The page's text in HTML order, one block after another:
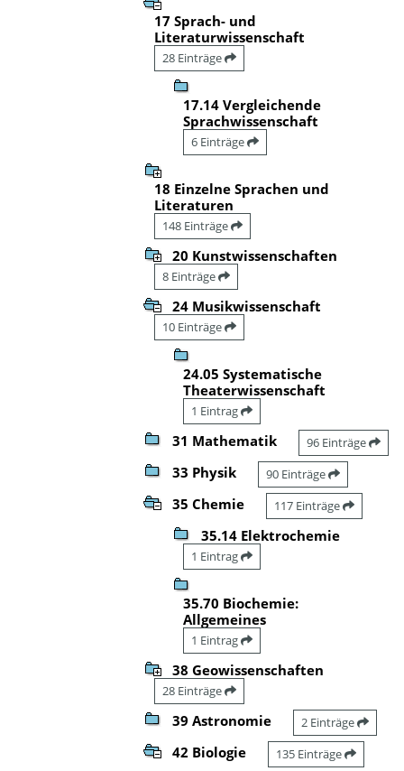
17 Sprach- und
Literaturwissenschaft
28 Einträge
17.14 Vergleichende
Sprachwissenschaft
6 Einträge
18 Einzelne Sprachen und
Literaturen
148 Einträge
20 Kunstwissenschaften
8 Einträge
24 Musikwissenschaft
10 Einträge
24.05 Systematische
Theaterwissenschaft
1 Eintrag
31 Mathematik 96 Einträge
33 Physik 90 Einträge
35 Chemie 117 Einträge
35.14 Elektrochemie
1 Eintrag
35.70 Biochemie:
Allgemeines
1 Eintrag
38 Geowissenschaften
28 Einträge
39 Astronomie 2 Einträge
42 Biologie 135 Einträge